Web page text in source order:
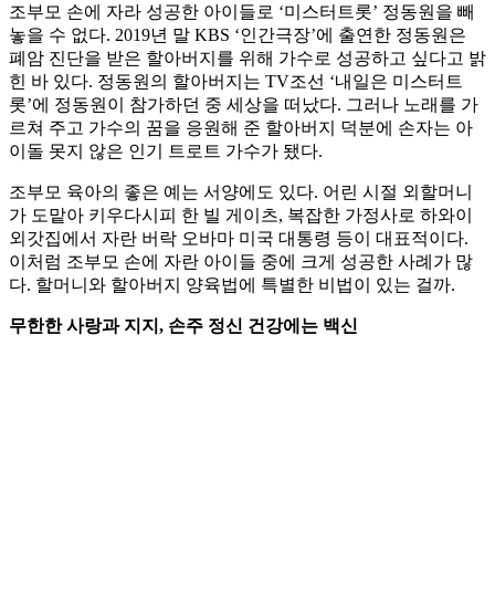
조부모 손에 자라 성공한 아이들로 ‘미스터트롯’ 정동원을 빼
놓을 수 없다. 2019년 말 KBS ‘인간극장’에 출연한 정동원은
폐암 진단을 받은 할아버지를 위해 가수로 성공하고 싶다고 밝
힌 바 있다. 정동원의 할아버지는 TV조선 ‘내일은 미스터트
롯’에 정동원이 참가하던 중 세상을 떠났다. 그러나 노래를 가
르쳐 주고 가수의 꿈을 응원해 준 할아버지 덕분에 손자는 아
이돌 못지 않은 인기 트로트 가수가 됐다.
조부모 육아의 좋은 예는 서양에도 있다. 어린 시절 외할머니
가 도맡아 키우다시피 한 빌 게이츠, 복잡한 가정사로 하와이
외갓집에서 자란 버락 오바마 미국 대통령 등이 대표적이다.
이처럼 조부모 손에 자란 아이들 중에 크게 성공한 사례가 많
다. 할머니와 할아버지 양육법에 특별한 비법이 있는 걸까.
무한한 사랑과 지지, 손주 정신 건강에는 백신